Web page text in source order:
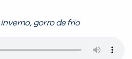
gorro de frio